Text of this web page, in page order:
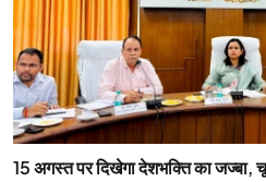
15 अगस्त पर दिखेगा देशभक्ति का जज्बा,